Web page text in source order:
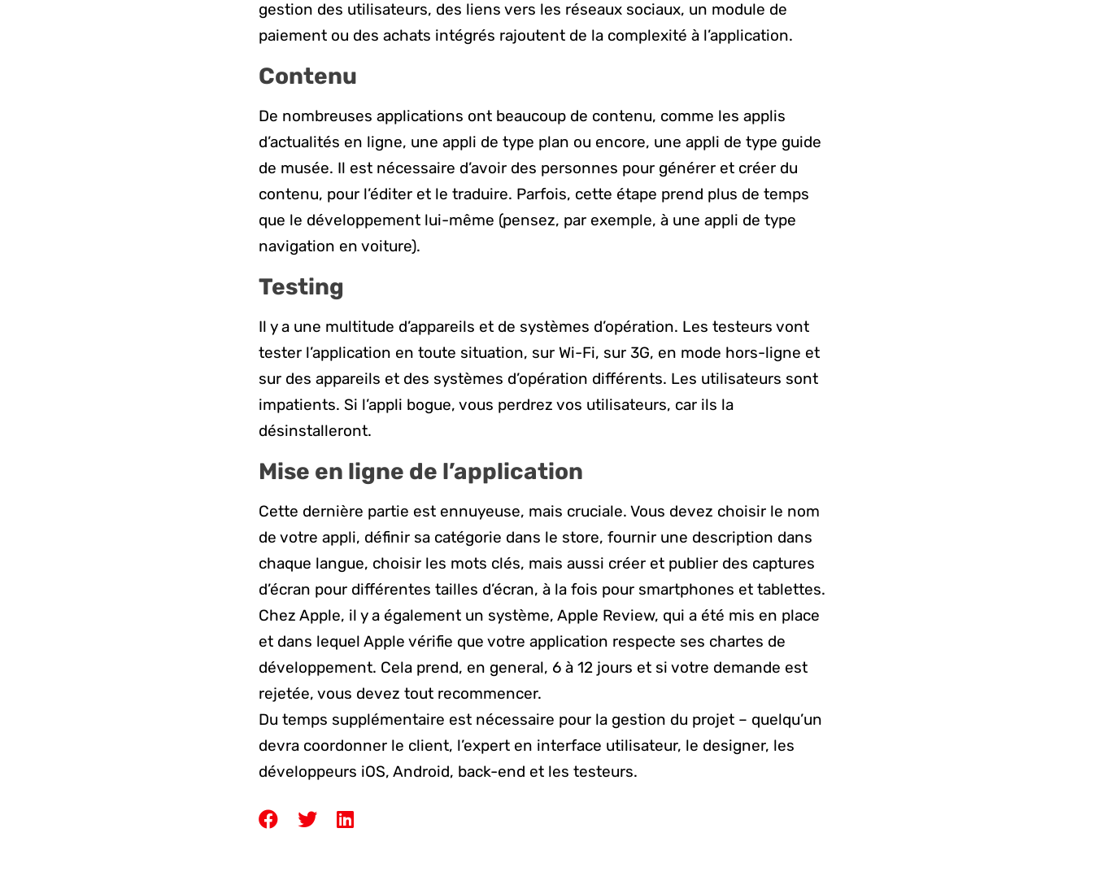
gestion des utilisateurs, des liens vers les réseaux sociaux, un module de
paiement ou des achats intégrés rajoutent de la complexité à l’application.
Contenu
De nombreuses applications ont beaucoup de contenu, comme les applis
d’actualités en ligne, une appli de type plan ou encore, une appli de type guide
de musée. Il est nécessaire d’avoir des personnes pour générer et créer du
contenu, pour l’éditer et le traduire. Parfois, cette étape prend plus de temps
que le développement lui-même (pensez, par exemple, à une appli de type
navigation en voiture).
Testing
Il y a une multitude d’appareils et de systèmes d’opération. Les testeurs vont
tester l’application en toute situation, sur Wi-Fi, sur 3G, en mode hors-ligne et
sur des appareils et des systèmes d’opération différents. Les utilisateurs sont
impatients. Si l’appli bogue, vous perdrez vos utilisateurs, car ils la
désinstalleront.
Mise en ligne de l’application
Cette dernière partie est ennuyeuse, mais cruciale. Vous devez choisir le nom
de votre appli, définir sa catégorie dans le store, fournir une description dans
chaque langue, choisir les mots clés, mais aussi créer et publier des captures
d’écran pour différentes tailles d’écran, à la fois pour smartphones et tablettes.
Chez Apple, il y a également un système, Apple Review, qui a été mis en place
et dans lequel Apple vérifie que votre application respecte ses chartes de
développement. Cela prend, en general, 6 à 12 jours et si votre demande est
rejetée, vous devez tout recommencer.
Du temps supplémentaire est nécessaire pour la gestion du projet – quelqu’un
devra coordonner le client, l’expert en interface utilisateur, le designer, les
développeurs iOS, Android, back-end et les testeurs.